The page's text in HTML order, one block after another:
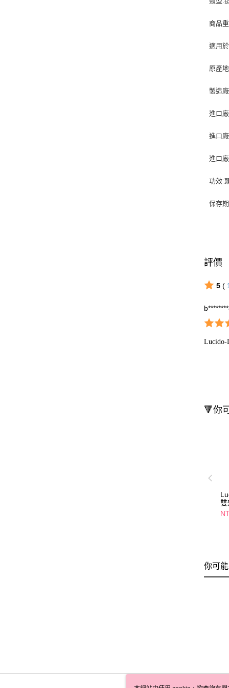
商品
適用
原產
製造
進口
進口
進口
功效:
保存
評價
5(
🔻你
雙
你可